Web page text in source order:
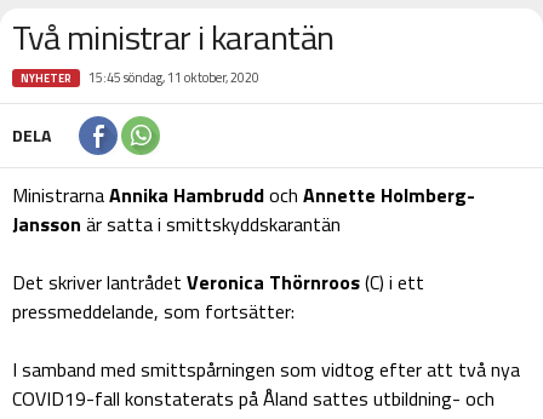
Två ministrar i karantän
NYHETER 15:45 söndag, 11 oktober, 2020
DELA
MinistrarnaAnnika Hambruddoch Annette Holmberg-
Jansson är satta i smittskyddskarantän
Det skriver lantrådet Veronica Thörnroos(C) i ett
pressmeddelande, som fortsätter:
I samband med smittspårningen som vidtog efter att två nya
COVID19-fall konstaterats på Åland sattes utbildning- och